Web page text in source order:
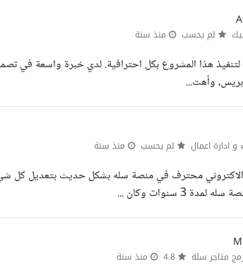
لم يحسب منذ سنة
هذا المشروع بكل احترافية. لدي خبرة واسعة في
وأهت...
ادارة اعمال لم يحسب منذ سنة
محترف في منصة سله بشكل حديث بتعديل كل
3 سنوات وكان ...
متاجر سلة منذ سنة